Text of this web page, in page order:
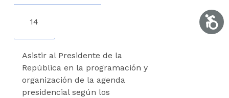
14
Asistir al Presidente de la
República en la programación y
organización de la agenda
presidencial según los